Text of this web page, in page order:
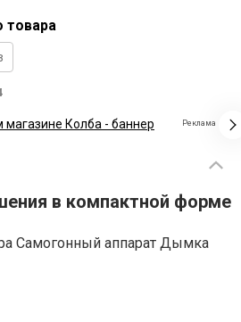
товара
Реклама
в компактной форме